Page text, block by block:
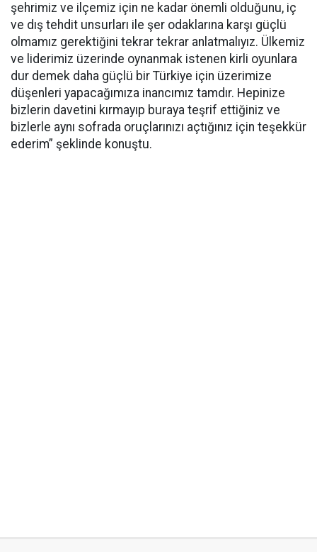
şehrimiz ve ilçemiz için ne kadar önemli olduğunu, iç
ve dış tehdit unsurları ile şer odaklarına karşı güçlü
olmamız gerektiğini tekrar tekrar anlatmalıyız. Ülkemiz
ve liderimiz üzerinde oynanmak istenen kirli oyunlara
dur demek daha güçlü bir Türkiye için üzerimize
düşenleri yapacağımıza inancımız tamdır. Hepinize
bizlerin davetini kırmayıp buraya teşrif ettiğiniz ve
bizlerle aynı sofrada oruçlarınızı açtığınız için teşekkür
ederim” şeklinde konuştu.